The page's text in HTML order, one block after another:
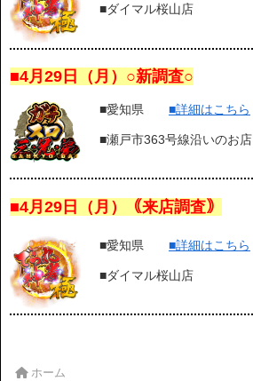
■ダイマル桜山店
■4月29日（月）○新調査○
■愛知県 ■詳細はこちら
■瀬戸市363号線沿いのお店
■4月29日（月）｟来店調査｠
■愛知県 ■詳細はこちら
■ダイマル桜山店
ホーム